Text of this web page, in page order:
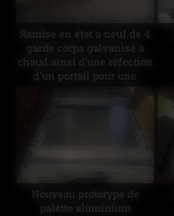
Remise en état à neuf de 4
garde corps galvanisé à
chaud ainsi d’une réfection
d’un portail pour une
Nouveau prototype de
palette aluminium